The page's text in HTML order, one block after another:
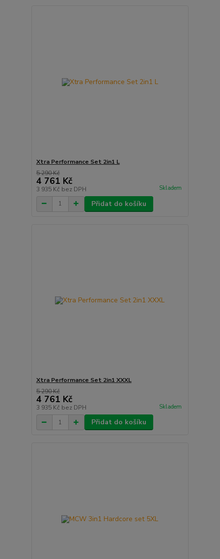
Xtra Performance Set 2in1 L
5 290 Kč
4 761 Kč
3 935 Kč bez DPH Skladem
Přidat do košíku
Xtra Performance Set 2in1 XXXL
5 290 Kč
4 761 Kč
3 935 Kč bez DPH Skladem
Přidat do košíku